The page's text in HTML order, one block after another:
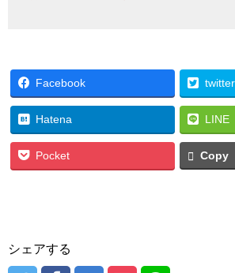
Facebook twitter
Hatena LINE
Pocket Copy
シェアする